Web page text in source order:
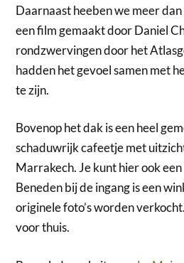
Daarnaast heeben we meer
een film gemaakt door Daniel
rondzwervingen door het
hadden het gevoel samen met
te zijn.
Bovenop het dak is een heel
schaduwrijk cafeetje met
Marrakech. Je kunt hier ook
Beneden bij de ingang is een
originele foto’s worden
voor thuis.